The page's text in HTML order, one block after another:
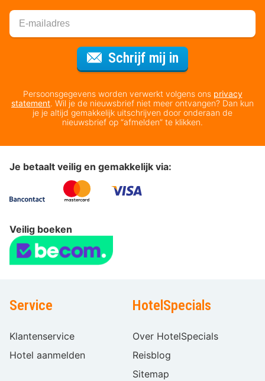
Schrijf mij in
Persoonsgegevens worden verwerkt volgens ons privacy
statement. Wil je de nieuwsbrief niet meer ontvangen? Dan kun
je je altijd gemakkelijk uitschrijven door onderaan de
nieuwsbrief op “afmelden” te klikken.
Je betaalt veilig en gemakkelijk via:
Veilig boeken
Service
Klantenservice
Hotel aanmelden
HotelSpecials
Over HotelSpecials
Reisblog
Sitemap